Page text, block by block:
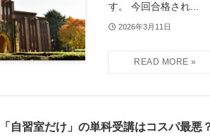
す。 今回合格され...
2026年3月11日
自習室だけ」の単科受講はコスパ最悪